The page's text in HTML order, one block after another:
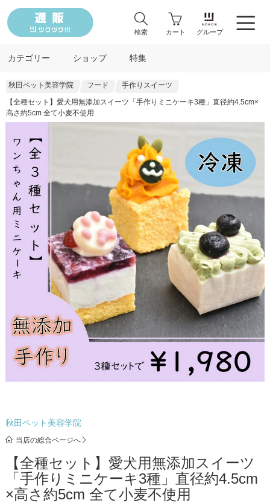
検索 カート グループ
カテゴリー ショップ 特集
秋田ペット美容学院 フード
手作りスイーツ
【全種セット】愛犬用無添加スイーツ「手作りミニケーキ3種」直径約4.5cm×
高さ約5cm 全て小麦不使用
秋田ペット美容学院
当店の総合ページへ
【全種セット】愛犬用無添加スイーツ
「手作りミニケーキ3種」直径約4.5cm
×高さ約5cm 全て小麦不使用